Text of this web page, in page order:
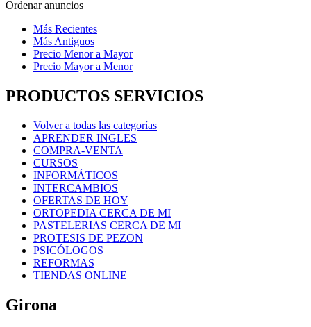
Ordenar anuncios
Más Recientes
Más Antiguos
Precio Menor a Mayor
Precio Mayor a Menor
PRODUCTOS SERVICIOS
Volver a todas las categorías
APRENDER INGLES
COMPRA-VENTA
CURSOS
INFORMÁTICOS
INTERCAMBIOS
OFERTAS DE HOY
ORTOPEDIA CERCA DE MI
PASTELERIAS CERCA DE MI
PROTESIS DE PEZON
PSICÓLOGOS
REFORMAS
TIENDAS ONLINE
Girona